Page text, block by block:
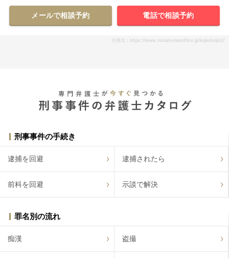
メールで相談予約 電話で相談予約
引用元：https://www.minami-lawoffice.jp/kojin/kojin2/
刑事事件の手続き
逮捕を回避 逮捕されたら
前科を回避 示談で解決
罪名別の流れ
痴漢 盗撮